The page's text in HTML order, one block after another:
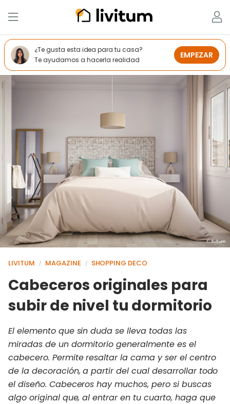
LIVITUM / MAGAZINE / SHOPPING DECO
Cabeceros originales para
subir de nivel tu dormitorio
El elemento que sin duda se lleva todas las
miradas de un dormitorio generalmente es el
cabecero. Permite resaltar la cama y ser el centro
de la decoración, a partir del cual desarrollar todo
el diseño. Cabeceros hay muchos, pero si buscas
algo original que, al entrar en tu cuarto, haga que
¿Te gusta esta idea para tu casa?
Te ayudamos a hacerla realidad
EMPEZAR